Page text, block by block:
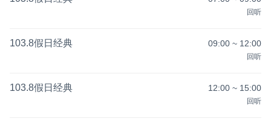
回听
103.8假日经典 09:00 ~ 12:00
回听
103.8假日经典 12:00 ~ 15:00
回听